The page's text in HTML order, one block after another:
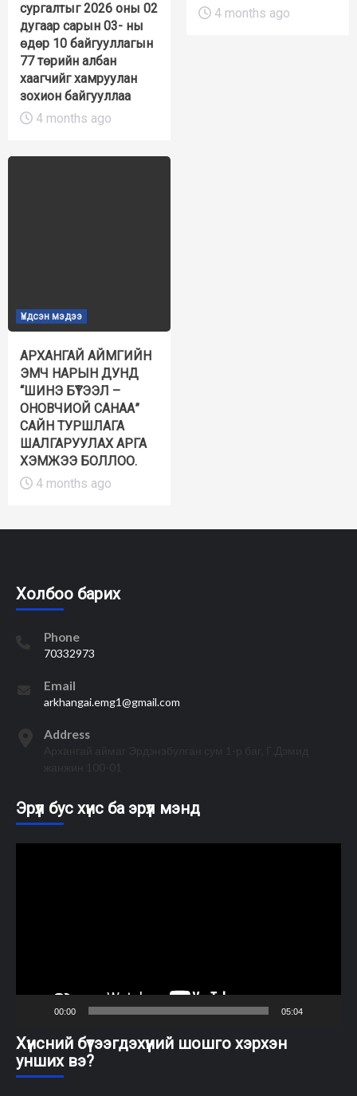
сургалтыг 2026 оны 02
дугаар сарын 03- ны
өдөр 10 байгууллагын
77 төрийн албан
хаагчийг хамруулан
зохион байгууллаа
4 months ago
4 months ago
Үндсэн мэдээ
АРХАНГАЙ АЙМГИЙН
ЭМЧ НАРЫН ДУНД
“ШИНЭ БҮТЭЭЛ –
ОНОВЧИОЙ САНАА”
САЙН ТУРШЛАГА
ШАЛГАРУУЛАХ АРГА
ХЭМЖЭЭ БОЛЛОО.
4 months ago
Холбоо барих
Phone
70332973
Email
arkhangai.emg1@gmail.com
Address
Эрүүл бус хүнс ба эрүүл мэнд
00:00 05:04
Хүнсний бүтээгдэхүүний шошго хэрхэн
унших вэ?